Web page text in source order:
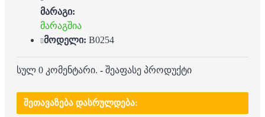
მარაგი:
მარაგშია
მოდელი: B0254
სულ 0 კომენტარი. - შეაფასე პროდუქტი
ᲨᲔᲗᲐᲕᲐᲖᲔᲑᲐ ᲓᲐᲡᲠᲣᲚᲓᲔᲑᲐ: